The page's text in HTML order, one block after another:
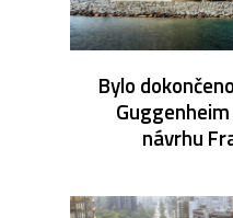
Bylo
návrhu